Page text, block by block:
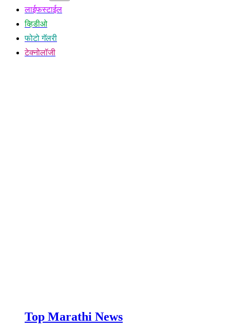
लाईफस्टाईल
व्हिडीओ
फोटो गॅलरी
टेक्नोलॉजी
Top Marathi News